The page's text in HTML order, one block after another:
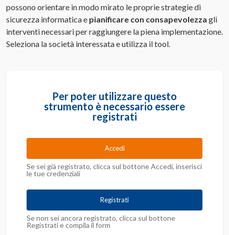
possono orientare in modo mirato le proprie strategie di
sicurezza informatica e pianificare con consapevolezza gli
interventi necessari per raggiungere la piena implementazione.
Seleziona la società interessata e utilizza il tool.
Per poter utilizzare questo
strumento è necessario essere
registrati
Accedi
Se sei già registrato, clicca sul bottone Accedi, inserisci
le tue credenziali
Registrati
Se non sei ancora registrato, clicca sul bottone
Registrati e compila il form